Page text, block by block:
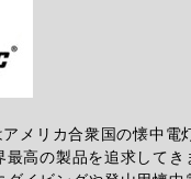
メリカ合衆国の懐中
高の製品を追求して